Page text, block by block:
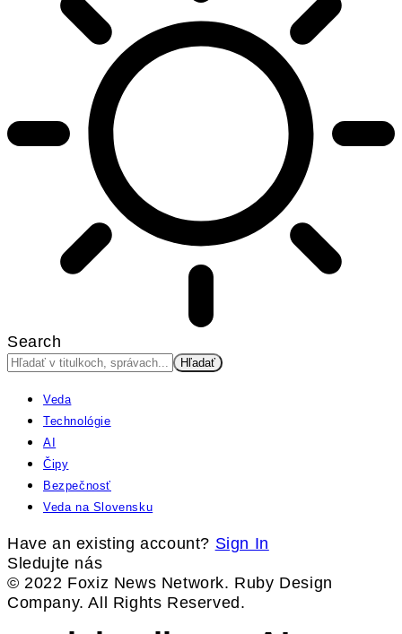
Search
Veda
Technológie
AI
Čipy
Bezpečnosť
Veda na Slovensku
Have an existing account? Sign In
Sledujte nás
© 2022 Foxiz News Network. Ruby Design
Company. All Rights Reserved.